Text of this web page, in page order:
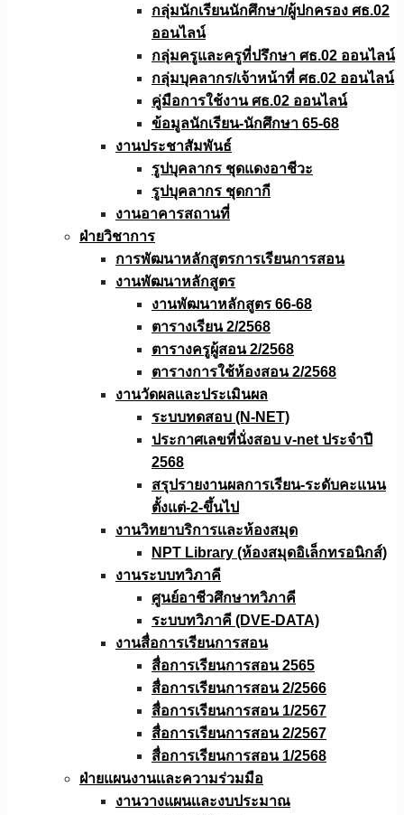
กลุ่มนักเรียนนักศึกษา/ผู้ปกครอง ศธ.02
ออนไลน์
กลุ่มครูและครูที่ปรึกษา ศธ.02 ออนไลน์
กลุ่มบุคลากร/เจ้าหน้าที่ ศธ.02 ออนไลน์
คู่มือการใช้งาน ศธ.02 ออนไลน์
ข้อมูลนักเรียน-นักศึกษา 65-68
งานประชาสัมพันธ์
รูปบุคลากร ชุดแดงอาชีวะ
รูปบุคลากร ชุดกากี
งานอาคารสถานที่
ฝ่ายวิชาการ
การพัฒนาหลักสูตรการเรียนการสอน
งานพัฒนาหลักสูตร
งานพัฒนาหลักสูตร 66-68
ตารางเรียน 2/2568
ตารางครูผู้สอน 2/2568
ตารางการใช้ห้องสอน 2/2568
งานวัดผลเเละประเมินผล
ระบบทดสอบ (N-NET)
ประกาศเลขที่นั่งสอบ v-net ประจำปี
2568
สรุปรายงานผลการเรียน-ระดับคะแนน
ตั้งแต่-2-ขึ้นไป
งานวิทยาบริการเเละห้องสมุด
NPT Library (ห้องสมุดอิเล็กทรอนิกส์)
งานระบบทวิภาคี
ศูนย์อาชีวศึกษาทวิภาคี
ระบบทวิภาคี (DVE-DATA)
งานสื่อการเรียนการสอน
สื่อการเรียนการสอน 2565
สื่อการเรียนการสอน 2/2566
สื่อการเรียนการสอน 1/2567
สื่อการเรียนการสอน 2/2567
สื่อการเรียนการสอน 1/2568
ฝ่ายแผนงานเเละความร่วมมือ
งานวางแผนเเละงบประมาณ